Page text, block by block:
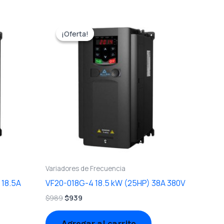
¡Oferta!
¡Oferta!
Variadores de Frecuencia
VF20-018G-4 18.5 kW (25HP) 38A 380V
$989
original
era:
$939
precio
actual
$939.